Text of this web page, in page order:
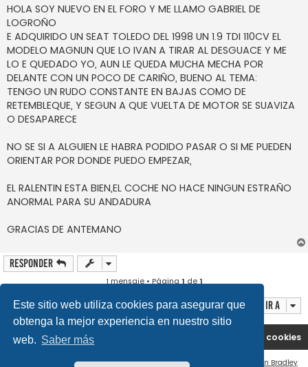
Este sitio web utiliza cookies para asegurar que
obtenga la mejor experiencia en nuestro sitio
web. Saber más
n
s
a
j
e
HOLA SOY NUEVO EN EL FORO Y ME LLAMO GABRIEL DE
LOGROÑO
E ADQUIRIDO UN SEAT TOLEDO DEL 1998 UN 1.9 TDI 110CV EL
MODELO MAGNUN QUE LO IVAN A TIRAR AL DESGUACE Y ME
LO E QUEDADO YO, AUN LE QUEDA MUCHA MECHA POR
DELANTE CON UN POCO DE CARIÑO, BUENO AL TEMA:
TENGO UN RUDO CONSTANTE EN BAJAS COMO DE
RETEMBLEQUE, Y SEGUN A QUE VUELTA DE MOTOR SE SUAVIZA
O DESAPARECE
NO SE SI A ALGUIEN LE HABRA PODIDO PASAR O SI ME PUEDEN
ORIENTAR POR DONDE PUEDO EMPEZAR,
EL RALENTIN ESTA BIEN,EL COCHE NO HACE NINGUN ESTRAÑO
ANORMAL PARA SU ANDADURA
GRACIAS DE ANTEMANO
Responder
1 mensaje • Página 1 de1
Ir a
Portal Índice general Borrar cookies
Ian Bradley